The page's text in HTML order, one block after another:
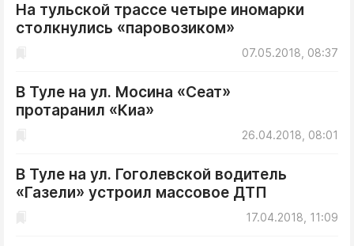
На тульской трассе четыре иномарки
столкнулись «паровозиком»
07.05.2018, 08:37
В Туле на ул. Мосина «Сеат»
протаранил «Киа»
26.04.2018, 08:01
В Туле на ул. Гоголевской водитель
«Газели» устроил массовое ДТП
17.04.2018, 11:09